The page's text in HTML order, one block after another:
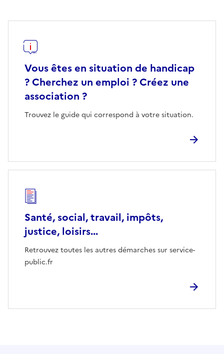
Vous êtes en situation de handicap
? Cherchez un emploi ? Créez une
association ?
Trouvez le guide qui correspond à votre situation.
Santé, social, travail, impôts,
justice, loisirs...
Retrouvez toutes les autres démarches sur service-
public.fr